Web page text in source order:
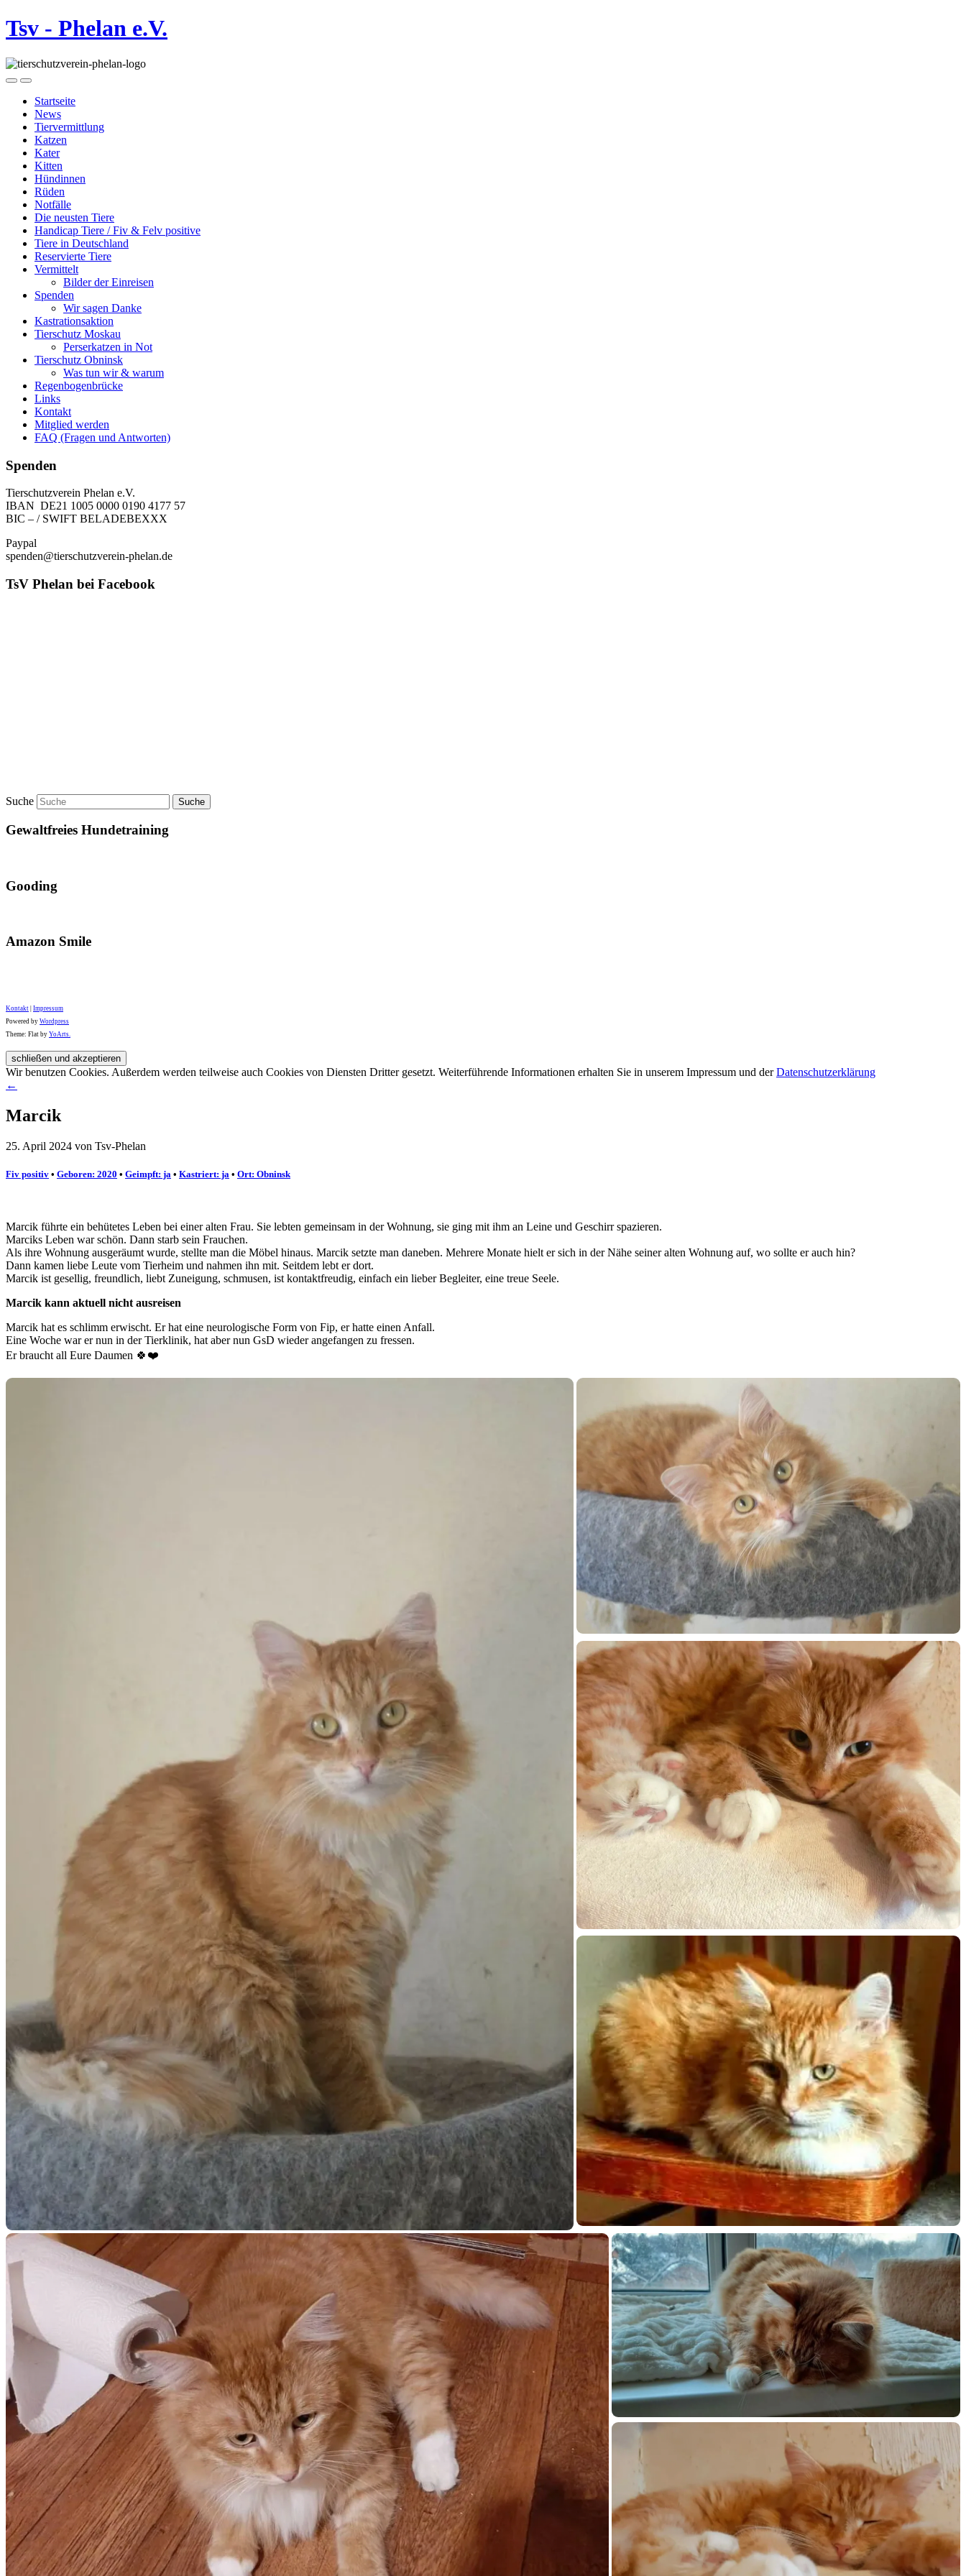
Tsv - Phelan e.V.
Startseite
News
Tiervermittlung
Katzen
Kater
Kitten
Hündinnen
Rüden
Notfälle
Die neusten Tiere
Handicap Tiere / Fiv & Felv positive
Tiere in Deutschland
Reservierte Tiere
Vermittelt
Bilder der Einreisen
Spenden
Wir sagen Danke
Kastrationsaktion
Tierschutz Moskau
Perserkatzen in Not
Tierschutz Obninsk
Was tun wir & warum
Regenbogenbrücke
Links
Kontakt
Mitglied werden
FAQ (Fragen und Antworten)
Spenden
Tierschutzverein Phelan e.V.
IBAN DE21 1005 0000 0190 4177 57
BIC – / SWIFT BELADEBEXXX
Paypal
spenden@tierschutzverein-phelan.de
TsV Phelan bei Facebook
Suche
Gewaltfreies Hundetraining
Gooding
Amazon Smile
Kontakt Impressum
Powered by Wordpress
Theme: Flat by YoArts.
Wir benutzen Cookies. Außerdem werden teilweise auch Cookies von Diensten Dritter gesetzt. Weiterführende Informationen erhalten Sie in unserem Impressum und derDatenschutzerklärung
←
Marcik
25. April 2024 von Tsv-Phelan
Fiv positiv • Geboren: 2020 • Geimpft: ja • Kastriert: ja • Ort: Obninsk
Marcik führte ein behütetes Leben bei einer alten Frau. Sie lebten gemeinsam in der Wohnung, sie ging mit ihm an Leine und Geschirr spazieren.
Marciks Leben war schön. Dann starb sein Frauchen.
Als ihre Wohnung ausgeräumt wurde, stellte man die Möbel hinaus. Marcik setzte man daneben. Mehrere Monate hielt er sich in der Nähe seiner alten Wohnung auf, wo sollte er auch hin?
Dann kamen liebe Leute vom Tierheim und nahmen ihn mit. Seitdem lebt er dort.
Marcik ist gesellig, freundlich, liebt Zuneigung, schmusen, ist kontaktfreudig, einfach ein lieber Begleiter, eine treue Seele.
Marcik kann aktuell nicht ausreisen
Marcik hat es schlimm erwischt. Er hat eine neurologische Form von Fip, er hatte einen Anfall.
Eine Woche war er nun in der Tierklinik, hat aber nun GsD wieder angefangen zu fressen.
Er braucht all Eure Daumen 🍀❤️